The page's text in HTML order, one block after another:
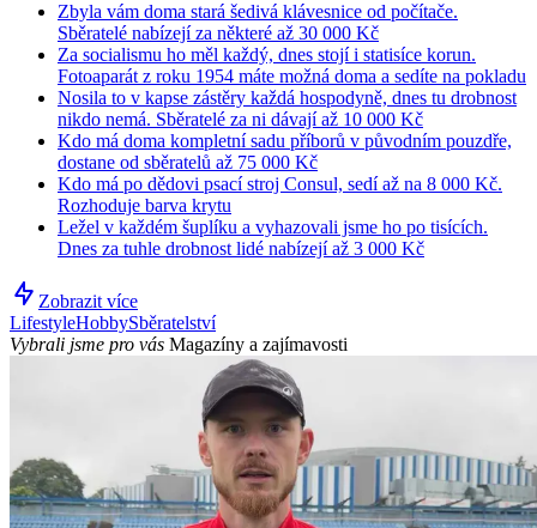
Zbyla vám doma stará šedivá klávesnice od počítače.
Sběratelé nabízejí za některé až 30 000 Kč
Za socialismu ho měl každý, dnes stojí i statisíce korun.
Fotoaparát z roku 1954 máte možná doma a sedíte na pokladu
Nosila to v kapse zástěry každá hospodyně, dnes tu drobnost
nikdo nemá. Sběratelé za ni dávají až 10 000 Kč
Kdo má doma kompletní sadu příborů v původním pouzdře,
dostane od sběratelů až 75 000 Kč
Kdo má po dědovi psací stroj Consul, sedí až na 8 000 Kč.
Rozhoduje barva krytu
Ležel v každém šuplíku a vyhazovali jsme ho po tisících.
Dnes za tuhle drobnost lidé nabízejí až 3 000 Kč
Zobrazit více
LifestyleHobbySběratelství
Vybrali jsme pro vás Magazíny a zajímavosti